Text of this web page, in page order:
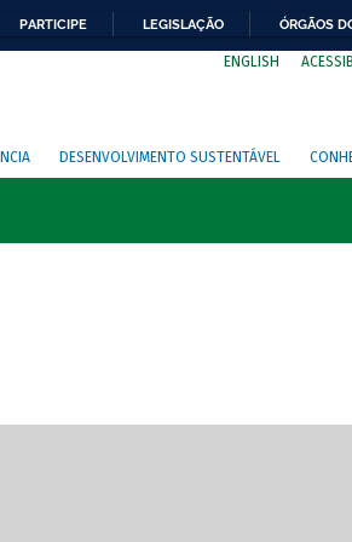
PARTICIPE LEGISLAÇÃO ÓRGÃOS
ENGLISH
DESENVOLVIMENTO SUSTENTÁVEL
de tela